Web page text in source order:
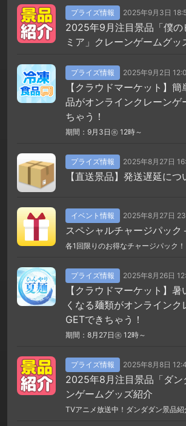
プライズ情報 2025年9月3日
2025年9月注目景品「僕の
ミア」クレーンゲームグッ
プライズ情報 2025年9月2日
【クラウドマーケット】
品がオンラインクレーンゲ
ちゃう！
期間：9月3日㊌ 12時～
プライズ情報 2025年8月27日
【直送景品】発送遅延に
イベント情報 2025年8月27日
スペシャルチャージパック
各1回限りのお得なチャージパック！
プライズ情報 2025年8月26日
【クラウドマーケット】
くなる麺類がオンライン
GETできちゃう！
期間：8月27日㊌ 12時～
プライズ情報 2025年8月8日
2025年8月注目景品「ダン
ンゲームグッズ紹介
TVアニメ放送中！ダンダダン景品紹